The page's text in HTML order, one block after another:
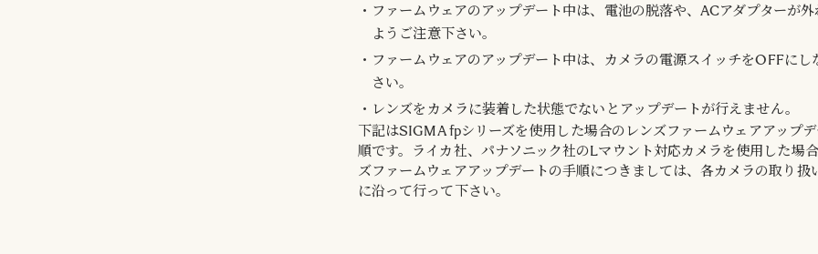
ファームウェアのアップデート中は、電池の脱落や、ACアダプターが外
ようご注意下さい。
ファームウェアのアップデート中は、カメラの電源スイッチをOFFにし
さい。
レンズをカメラに装着した状態でないとアップデートが行えません。
下記はSIGMA fpシリーズを使用した場合のレンズファームウェアアップ
順です。ライカ社、パナソニック社のLマウント対応カメラを使用した場
ズファームウェアアップデートの手順につきましては、各カメラの取り扱
に沿って行って下さい。